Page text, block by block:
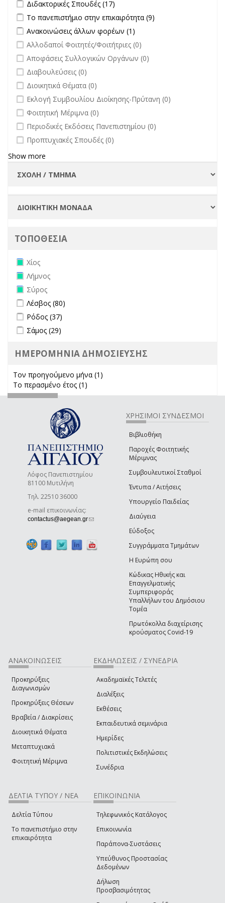
Διδακτορικές Σπουδές (17)
Apply Το πανεπιστήμιο στην επικαιρότητα filter
Το πανεπιστήμιο στην επικαιρότητα (9)
Apply Ανακοινώσεις άλλων φορέων filter
Ανακοινώσεις άλλων φορέων (1)
undefined
Αλλοδαποί Φοιτητές/Φοιτήτριες (0)
undefined
Αποφάσεις Συλλογικών Οργάνων (0)
undefined
Διαβουλεύσεις (0)
undefined
Διοικητικά Θέματα (0)
undefined
Εκλογή Συμβουλίου Διοίκησης-Πρύτανη (0)
undefined
Φοιτητική Μέριμνα (0)
undefined
Περιοδικές Εκδόσεις Πανεπιστημίου (0)
undefined
Προπτυχιακές Σπουδές (0)
Show more
ΤΟΠΟΘΕΣΙΑ
Remove Χίος filter
Χίος
Remove Λήμνος filter
Λήμνος
Remove Σύρος filter
Σύρος
Apply Λέσβος filter
Λέσβος (80)
Apply Ρόδος filter
Ρόδος (37)
Apply Σάμος filter
Σάμος (29)
ΗΜΕΡΟΜΗΝΙΑ ΔΗΜΟΣΙΕΥΣΗΣ
Τον προηγούμενο μήνα (1)
Το περασμένο έτος (1)
Λόφος Πανεπιστημίου
81100 Μυτιλήνη
Τηλ. 22510 36000
e-mail επικοινωνίας:
contactus@aegean.gr(link sends e-mail)
ΧΡΗΣΙΜΟΙ ΣΥΝΔΕΣΜΟΙ
Βιβλιοθήκη
Παροχές Φοιτητικής
Μέριμνας
Συμβουλευτικοί Σταθμοί
Έντυπα / Αιτήσεις
Υπουργείο Παιδείας
Διαύγεια
Εύδοξος
Συγγράμματα Τμημάτων
Η Ευρώπη σου
Κώδικας Ηθικής και
Επαγγελματικής
Συμπεριφοράς
Υπαλλήλων του Δημόσιου
Τομέα
Πρωτόκολλα διαχείρισης
κρούσματος Covid-19
ΑΝΑΚΟΙΝΩΣΕΙΣ
Προκηρύξεις
Διαγωνισμών
Προκηρύξεις Θέσεων
Βραβεία / Διακρίσεις
Διοικητικά Θέματα
Μεταπτυχιακά
Φοιτητική Μέριμνα
ΕΚΔΗΛΩΣΕΙΣ / ΣΥΝΕΔΡΙΑ
Ακαδημαϊκές Τελετές
Διαλέξεις
Εκθέσεις
Εκπαιδευτικά σεμινάρια
Ημερίδες
Πολιτιστικές Εκδηλώσεις
Συνέδρια
ΔΕΛΤΙΑ ΤΥΠΟΥ / ΝΕΑ
Δελτία Τύπου
Το πανεπιστήμιο στην
επικαιρότητα
ΕΠΙΚΟΙΝΩΝΙΑ
Τηλεφωνικός Κατάλογος
Επικοινωνία
Παράπονα-Συστάσεις
Υπεύθυνος Προστασίας
Δεδομένων
Δήλωση
Προσβασιμότητας